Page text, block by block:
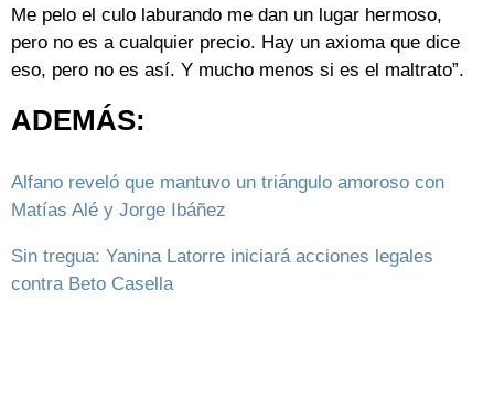
Me pelo el culo laburando me dan un lugar hermoso,
pero no es a cualquier precio. Hay un axioma que dice
eso, pero no es así. Y mucho menos si es el maltrato”.
ADEMÁS:
Alfano reveló que mantuvo un triángulo amoroso con
Matías Alé y Jorge Ibáñez
Sin tregua: Yanina Latorre iniciará acciones legales
contra Beto Casella